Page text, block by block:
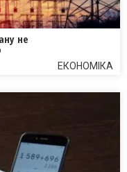
не
ЕКОНОМІКА